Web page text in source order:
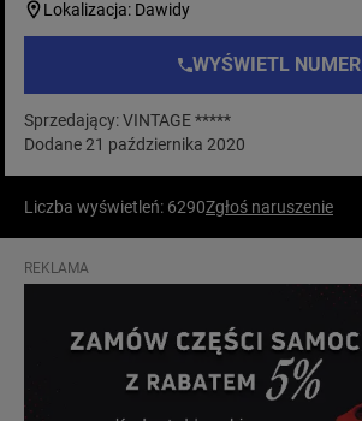
Lokalizacja: Dawidy
WYŚWIETL NUMER
Sprzedający: VINTAGE *****
Dodane 21 października 2020
Liczba wyświetleń: 6290Zgłoś naruszenie
REKLAMA